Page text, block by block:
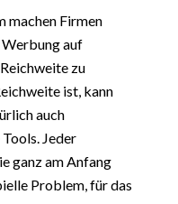
machen Firmen
auf
zu
ist, kann
auch
Jeder
ganz am Anfang
Problem, für das